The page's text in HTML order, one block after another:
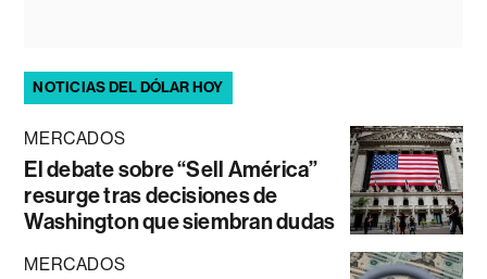
NOTICIAS DEL DÓLAR HOY
MERCADOS
El debate sobre “Sell América”
resurge tras decisiones de
Washington que siembran dudas
MERCADOS